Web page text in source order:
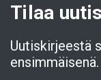
Tilaa
Uutiskirjeestä
ensimmäisenä.